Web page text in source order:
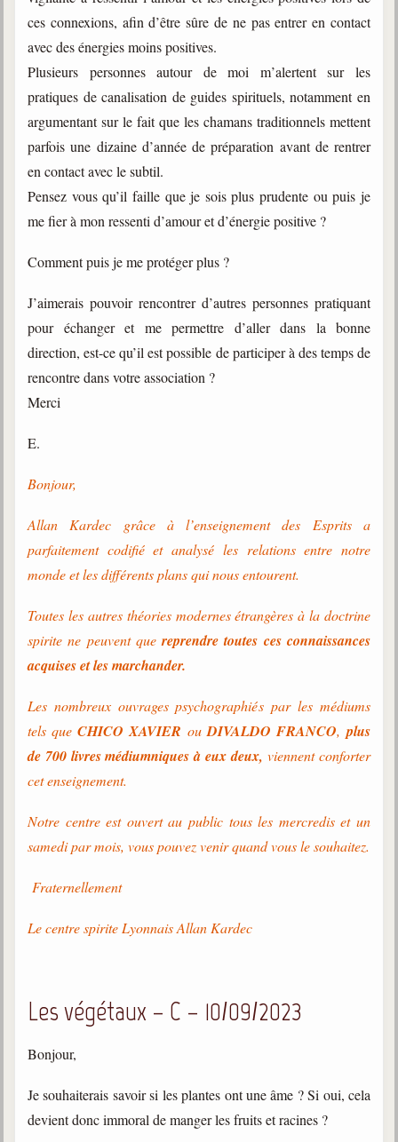
ces connexions, afin d’être sûre de ne pas entrer en contact
avec des énergies moins positives.
Plusieurs personnes autour de moi m’alertent sur les
pratiques de canalisation de guides spirituels, notamment en
argumentant sur le fait que les chamans traditionnels mettent
parfois une dizaine d’année de préparation avant de rentrer
en contact avec le subtil.
Pensez vous qu’il faille que je sois plus prudente ou puis je
me fier à mon ressenti d’amour et d’énergie positive ?
Comment puis je me protéger plus ?
J’aimerais pouvoir rencontrer d’autres personnes pratiquant
pour échanger et me permettre d’aller dans la bonne
direction, est-ce qu’il est possible de participer à des temps de
rencontre dans votre association ?
Merci
E.
Bonjour,
Allan Kardec grâce à l’enseignement des Esprits a
parfaitement codifié et analysé les relations entre notre
monde et les différents plans qui nous entourent.
Toutes les autres théories modernes étrangères à la doctrine
spirite ne peuvent quereprendre toutes ces connaissances
acquises et les marchander.
Les nombreux ouvrages psychographiés par les médiums
tels queCHICO XAVIER ou DIVALDO FRANCO,plus
de 700 livres médiumniques à eux deux,viennent conforter
cet enseignement.
Notre centre est ouvert au public tous les mercredis et un
samedi par mois, vous pouvez venir quand vous le souhaitez.
Fraternellement
Le centre spirite Lyonnais Allan Kardec
Les végétaux – C – 10/09/2023
Bonjour,
Je souhaiterais savoir si les plantes ont une âme ? Si oui, cela
devient donc immoral de manger les fruits et racines ?